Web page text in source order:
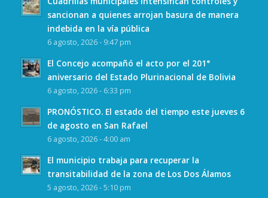
sancionan a quienes arrojan basura de manera
indebida en la vía pública
6 agosto, 2026 - 9:47 pm
El Concejo acompañó el acto por el 201°
aniversario del Estado Plurinacional de Bolivia
6 agosto, 2026 - 6:33 pm
PRONÓSTICO. El estado del tiempo este jueves 6
de agosto en San Rafael
6 agosto, 2026 - 4:00 am
El municipio trabaja para recuperar la
transitabilidad de la zona de Los Dos Álamos
5 agosto, 2026 - 5:10 pm